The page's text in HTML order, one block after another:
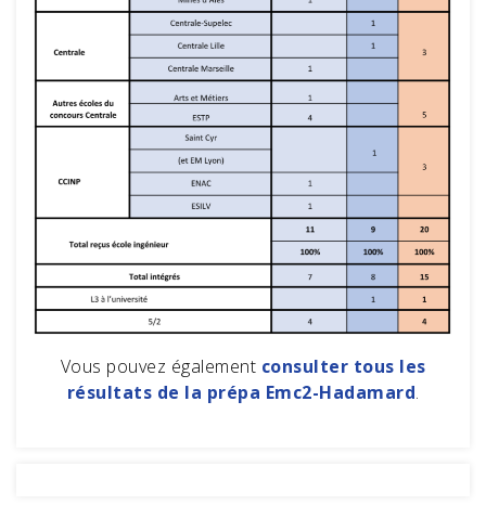
Vous pouvez également consulter tous les
résultats de la prépa Emc2-Hadamard.